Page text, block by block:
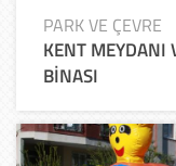
PARK VE ÇEVRE
KENT MEYDANI
BİNASI